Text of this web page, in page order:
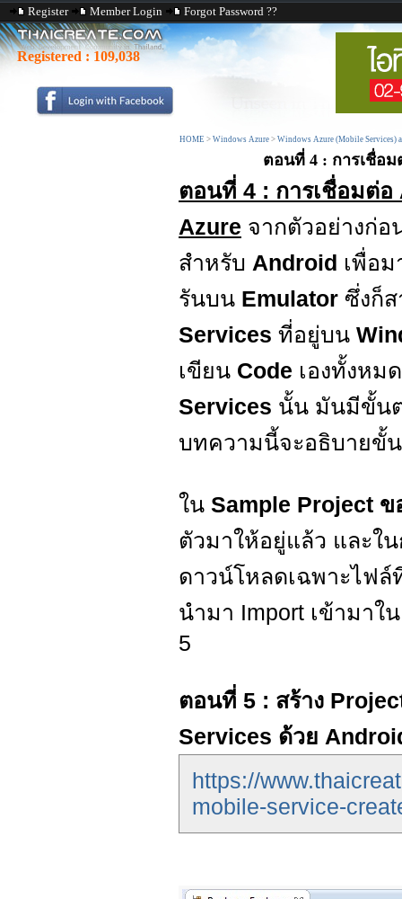
Register Member Login Forgot Password ??
Registered : 109,038
HOME > Windows Azure > Windows Azure (Mobile Services)
ตอนที่ 4 : การเชื่อม
ตอนที่ 4 : การเชื่อมต่
Azure จากตัวอย่างก่
สำหรับ Android เพื่อ
รันบน Emulator ซึ่งก็
Services ที่อยู่บน
เขียน Code เองทั้งหม
Services นั้น มันมีขั้นต
บทความนี้จะอธิบายขั้
ใน Sample Project ข
ตัวมาให้อยู่แล้ว และใ
ดาวน์โหลดเฉพาะไฟ
นำมา Import เข้ามาใ
5
ตอนที่ 5 : สร้าง
Services ด้วย
https://
mobile-service-